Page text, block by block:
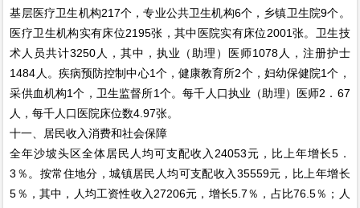
基层医疗卫生机构217个，专业公共卫生机构6个，乡镇卫生院9个。
医疗卫生机构实有床位2195张，其中医院实有床位2001张。卫生技
术人员共计3250人，其中，执业（助理）医师1078人，注册护士
1484人。疾病预防控制中心1个，健康教育所2个，妇幼保健院1个，
采供血机构1个，卫生监督所1个。每千人口执业（助理）医师2．67
人，每千人口医院床位数4.97张。
十一、居民收入消费和社会保障
全年沙坡头区全体居民人均可支配收入24053元，比上年增长5．
3％。按常住地分，城镇居民人均可支配收入35559元，比上年增长
5％，其中，人均工资性收入27206元，增长5.7％，占比76.5％；人